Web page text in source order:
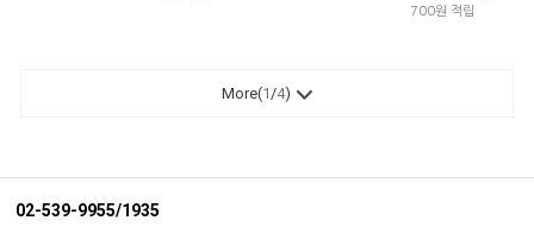
700원 적립
More(1/4)
02-539-9955/1935